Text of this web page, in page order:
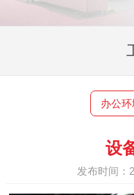
办公环
设
发布时间：